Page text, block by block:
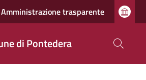
Amministrazione trasparente
di Pontedera